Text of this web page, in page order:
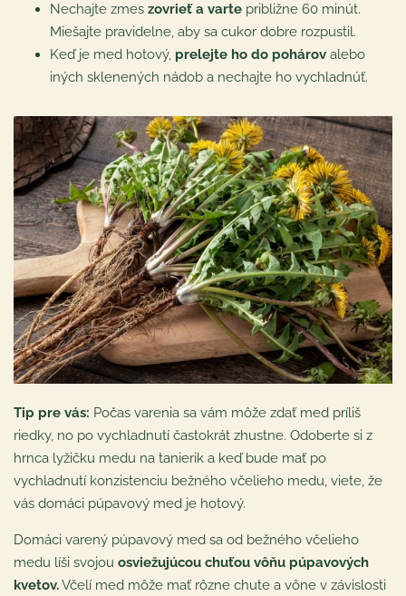
Nechajte zmes zovrieť a varte približne 60 minút.
Miešajte pravidelne, aby sa cukor dobre rozpustil.
Keď je med hotový, prelejte ho do pohárov alebo
iných sklenených nádob a nechajte ho vychladnúť.
Tip pre vás: Počas varenia sa vám môže zdať med príliš
riedky, no po vychladnutí častokrát zhustne. Odoberte si z
hrnca lyžičku medu na tanierik a keď bude mať po
vychladnutí konzistenciu bežného včelieho medu, viete, že
vás domáci púpavový med je hotový.
Domáci varený púpavový med sa od bežného včelieho
medu líši svojou osviežujúcou chuťou vôňu púpavových
kvetov.Včelí med môže mať rôzne chute a vône v závislosti